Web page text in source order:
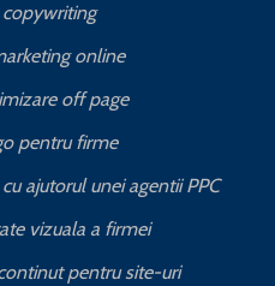
copywriting
online
off page
pentru firme
ajutorul unei agentii PPC
vizuala a firmei
pentru site-uri